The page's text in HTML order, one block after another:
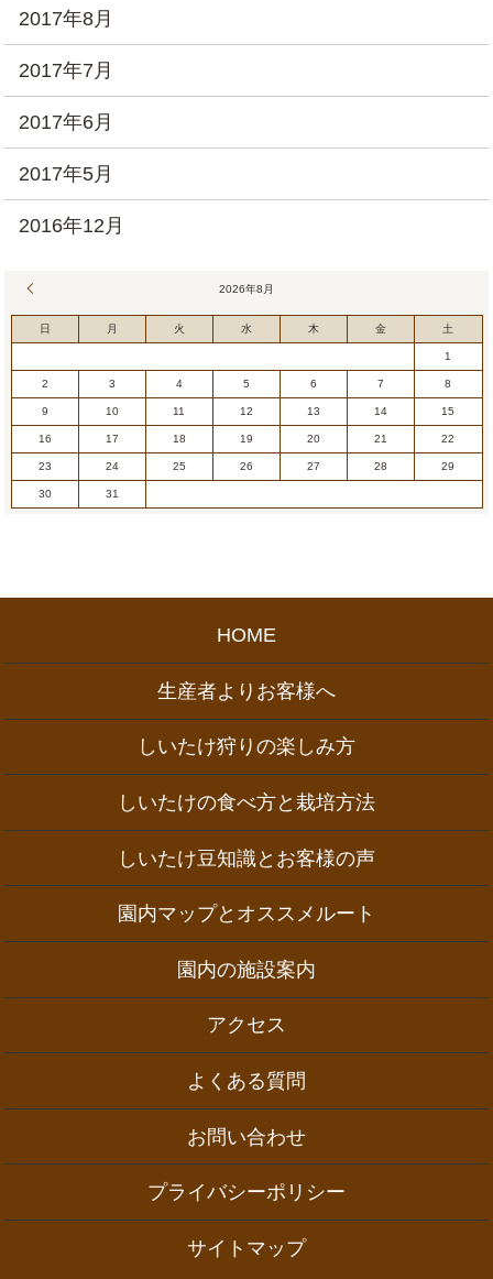
2017年8月
2017年7月
2017年6月
2017年5月
2016年12月
2026年8月
日 月 火 水 木 金 土
1
2 3 4 5 6 7 8
9 10 11 12 13 14 15
16 17 18 19 20 21 22
23 24 25 26 27 28 29
30 31
HOME
生産者よりお客様へ
しいたけ狩りの楽しみ方
しいたけの食べ方と栽培方法
しいたけ豆知識とお客様の声
園内マップとオススメルート
園内の施設案内
アクセス
よくある質問
お問い合わせ
プライバシーポリシー
サイトマップ